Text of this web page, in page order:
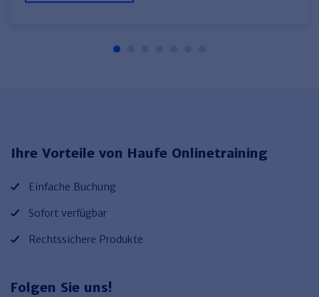
Ihre Vorteile von Haufe Onlinetraining
Einfache Buchung
Sofort verfügbar
Rechtssichere Produkte
Folgen Sie uns!